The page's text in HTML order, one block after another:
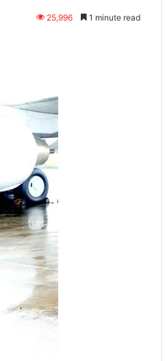
25,996 1 minute read